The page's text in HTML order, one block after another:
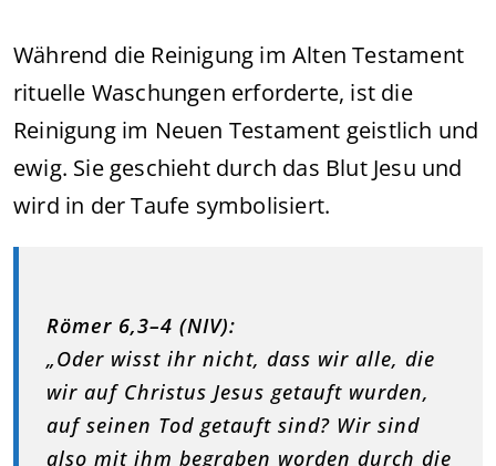
Während die Reinigung im Alten Testament
rituelle Waschungen erforderte, ist die
Reinigung im Neuen Testament geistlich und
ewig. Sie geschieht durch das Blut Jesu und
wird in der Taufe symbolisiert.
Römer 6,3–4 (NIV):
„Oder wisst ihr nicht, dass wir alle, die
wir auf Christus Jesus getauft wurden,
auf seinen Tod getauft sind? Wir sind
also mit ihm begraben worden durch die